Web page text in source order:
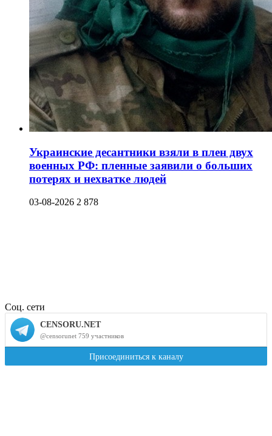
Украинские десантники взяли в плен двух
военных РФ: пленные заявили о больших
потерях и нехватке людей
03-08-2026 2 878
Соц. сети